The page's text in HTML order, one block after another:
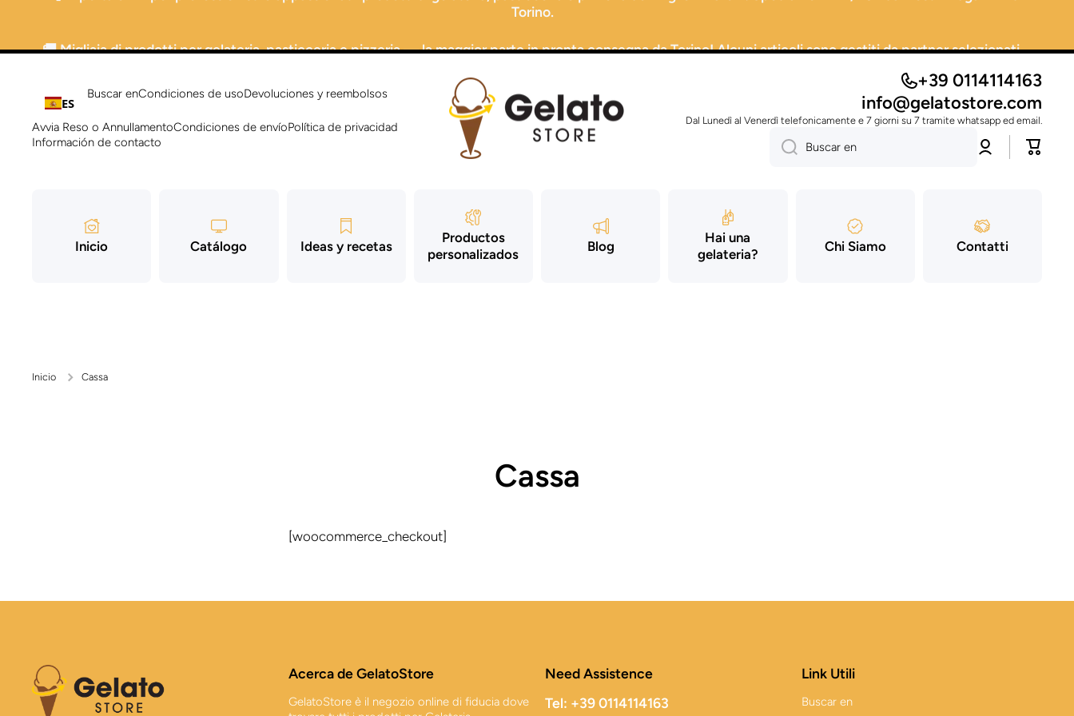
ES
Buscar enCondiciones de usoDevoluciones y reembolsos
Avvia Reso o AnnullamentoCondiciones de envíoPolítica de privacidad
Información de contacto
+39 0114114163
info@gelatostore.com
Dal Lunedì al Venerdì telefonicamente e 7 giorni su 7 tramite whatsapp ed email.
Buscar en ConectarseCarrito
Inicio Catálogo Ideas y recetas
Productos
personalizados
Blog
Hai una
gelateria?
Chi Siamo Contatti
Inicio Cassa
Cassa
[woocommerce_checkout]
Acerca de GelatoStore
GelatoStore è il negozio online di fiducia dove
Need Assistence
Tel: +39 0114114163
Link Utili
Buscar en